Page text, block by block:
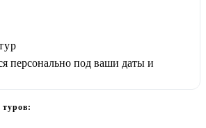
персонально под ваши даты и